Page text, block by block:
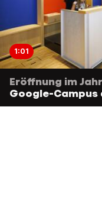
1:01
Eröffnung im
Google-Campus